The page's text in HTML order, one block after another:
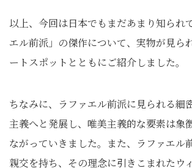
以上、今回は日本でもまだあまり知られ
エル前派」の傑作について、実物が見ら
ートスポットとともにご紹介しました。
ちなみに、ラファエル前派に見られる細
主義へと発展し、唯美主義的な要素は象
ながっていきました。また、ラファエル
親交を持ち、その理念に引きこまれたウ